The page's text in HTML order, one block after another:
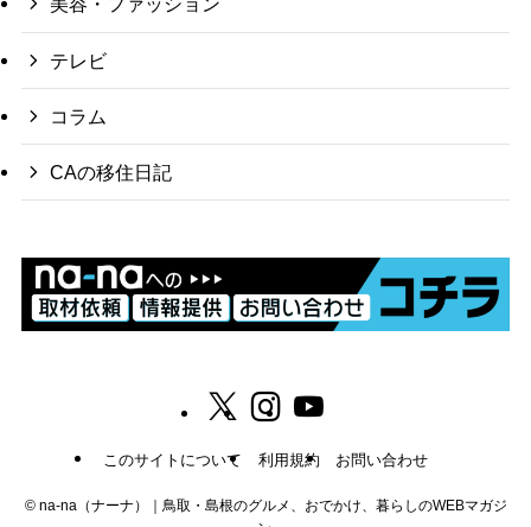
テレビ
コラム
CAの移住日記
このサイトについて 利用規約 お問い合わせ
©na-na（ナーナ）｜鳥取・島根のグルメ、おでかけ、暮らしのWEBマガジ